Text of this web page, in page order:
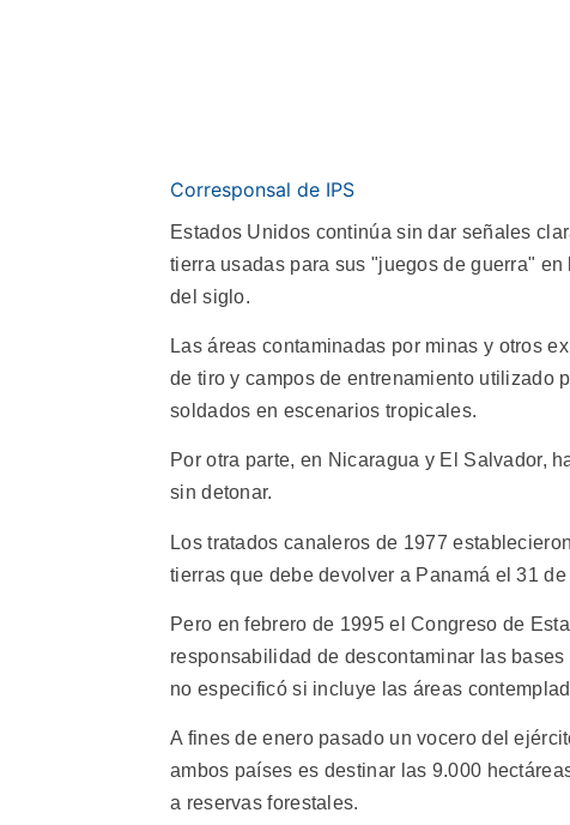
Corresponsal de IPS
Estados Unidos continúa sin dar señales
tierra usadas para sus "juegos de guerra"
del siglo.
Las áreas contaminadas por minas y otros
de tiro y campos de entrenamiento utilizado
soldados en escenarios tropicales.
Por otra parte, en Nicaragua y El Salvador,
sin detonar.
Los tratados canaleros de 1977
tierras que debe devolver a Panamá el 31
Pero en febrero de 1995 el Congreso de
responsabilidad de descontaminar las
no especificó si incluye las áreas
A fines de enero pasado un vocero del
ambos países es destinar las 9.000
a reservas forestales.